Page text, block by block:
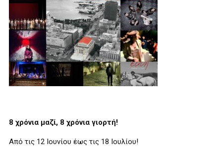
8 χρόνια μαζί, 8 χρόνια γιορτή!
Από τις 12 Ιουνίου έως τις 18 Ιουλίου!